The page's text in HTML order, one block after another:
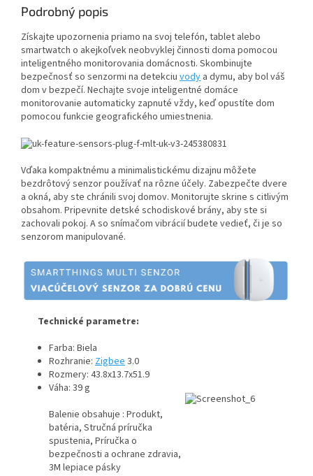
Podrobný popis
Získajte upozornenia priamo na svoj telefón, tablet alebo
smartwatch o akejkoľvek neobvyklej činnosti doma pomocou
inteligentného monitorovania domácnosti. Skombinujte
bezpečnosť so senzormi na detekciu vody a dymu, aby bol váš
dom v bezpečí. Nechajte svoje inteligentné domáce
monitorovanie automaticky zapnuté vždy, keď opustíte dom
pomocou funkcie geografického umiestnenia.
Vďaka kompaktnému a minimalistickému dizajnu môžete
bezdrôtový senzor používať na rôzne účely. Zabezpečte dvere
a okná, aby ste chránili svoj domov. Monitorujte skrine s citlivým
obsahom. Pripevnite detské schodiskové brány, aby ste si
zachovali pokoj. A so snímačom vibrácií budete vedieť, či je so
senzorom manipulované.
Technické parametre:
Farba: Biela
Rozhranie: Zigbee3.0
Rozmery: 43.8x13.7x51.9
Váha: 39 g
Balenie obsahuje : Produkt,
batéria, Stručná príručka
spustenia, Príručka o
bezpečnosti a ochrane zdravia,
3M lepiace pásky